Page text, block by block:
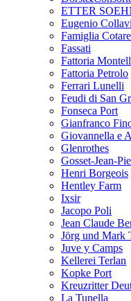
ETTER
Eugenio
Famiglia
Fassati
Fattoria
Fattoria Petrolo
Ferrari Lunelli
Feudi di San
Fonseca Port
Gianfranco
Giovannella e
Glenrothes
Gosset-Jean-
Henri Borgeois
Hentley Farm
Ixsir
Jacopo Poli
Jean Claude
Jörg und Mark
Juve y Camps
Kellerei Terlan
Kopke Port
Kreuzritter
La Tunella